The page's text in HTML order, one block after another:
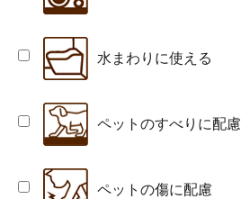
水まわりに使える
ペットのすべりに配慮
ペットの傷に配慮